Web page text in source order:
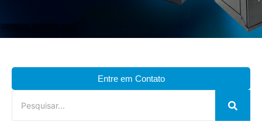
Entre em Contato